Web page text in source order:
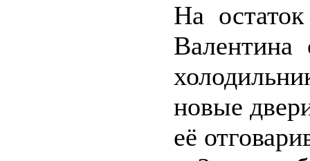
На
Валентина
новые
её